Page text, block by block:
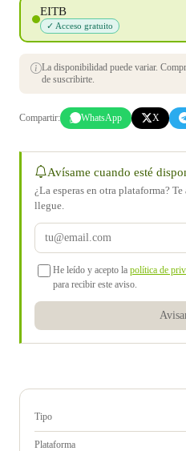
EITB
✓ Acceso gratuito
La disponibilidad puede variar.
de suscribirte.
Compartir: WhatsApp X
Avísame cuando esté
¿La esperas en otra plataforma?
llegue.
He leído y acepto la política de
para recibir este aviso.
Tipo
Plataforma